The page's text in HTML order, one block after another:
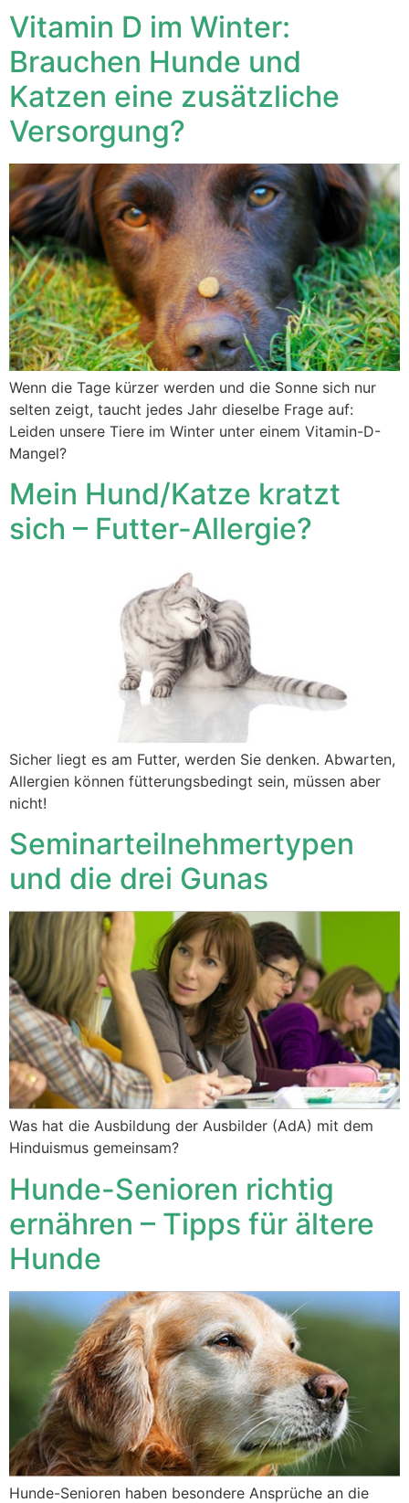
Vitamin D im Winter:
Brauchen Hunde und
Katzen eine zusätzliche
Versorgung?
Wenn die Tage kürzer werden und die Sonne sich nur
selten zeigt, taucht jedes Jahr dieselbe Frage auf:
Leiden unsere Tiere im Winter unter einem Vitamin-D-
Mangel?
Mein Hund/Katze kratzt
sich – Futter-Allergie?
Sicher liegt es am Futter, werden Sie denken. Abwarten,
Allergien können fütterungsbedingt sein, müssen aber
nicht!
Seminarteilnehmertypen
und die drei Gunas
Was hat die Ausbildung der Ausbilder (AdA) mit dem
Hinduismus gemeinsam?
Hunde-Senioren richtig
ernähren – Tipps für ältere
Hunde
Hunde-Senioren haben besondere Ansprüche an die